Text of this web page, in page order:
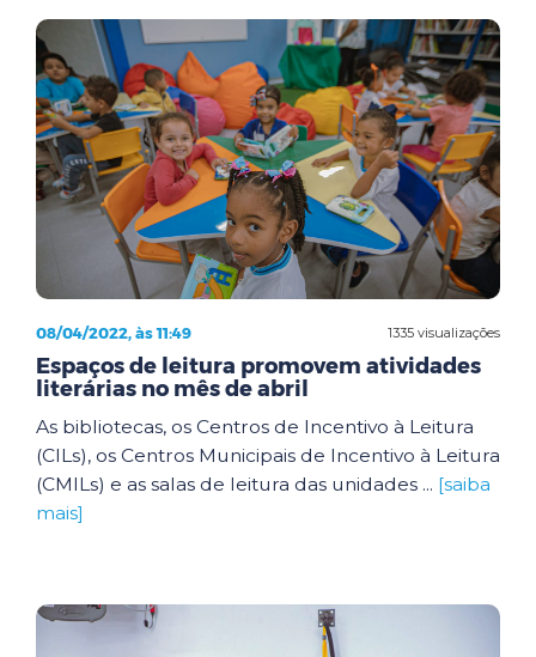
1335 visualizações
08/04/2022, às 11:49
Espaços de leitura promovem atividades
literárias no mês de abril
As bibliotecas, os Centros de Incentivo à Leitura
(CILs), os Centros Municipais de Incentivo à Leitura
(CMILs) e as salas de leitura das unidades ... [saiba
mais]